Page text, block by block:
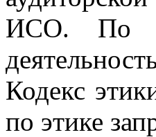
ИСО. По
Кодекс
по этике